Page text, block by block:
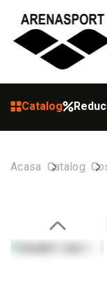
Catalog
Acasa Catalog